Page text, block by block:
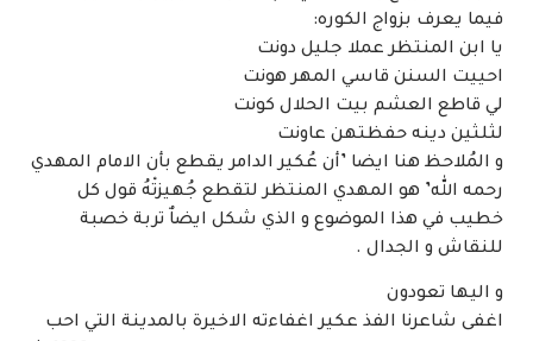
فيما يعرف بزواج الكوره:
يا ابن المنتظر عملا جليل دونت
احييت السنن قاسي المهر هونت
لي قاطع العشم بيت الحلال كونت
لثلثين دينه حفظتهن عاونت
و المُلاحظ هنا ايضا ’أن عُكير الدامر يقطع بأن الامام المهدي
رحمه الله’ هو المهدي المنتظر لتقطع جُهيزتْهُ قول كل
خطيب في هذا الموضوع و الذي شكل ايضاٌ تربة خصبة
للنقاش و الجدال .
و اليها تعودون
اغفى شاعرنا الفذ عكير اغفاءته الاخيرة بالمدينة التي احب